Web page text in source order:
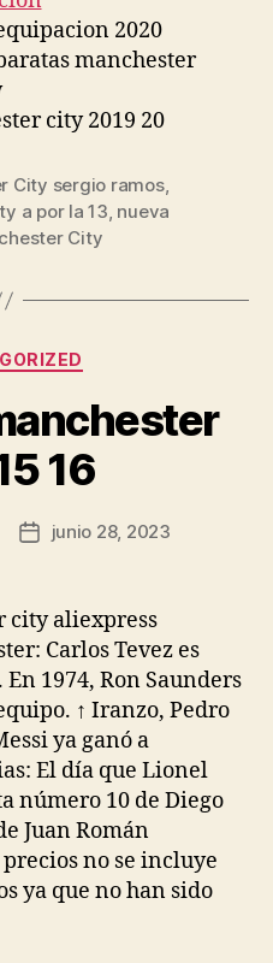
City sergio ramos,
a por la 13, nueva
City
Categorías
16
Fecha
entrada
junio 28, 2023
Carlos Tevez es
1974, Ron Saunders
↑ Iranzo, Pedro
ya ganó a
El día que Lionel
número 10 de Diego
Juan Román
no se incluye
ya que no han sido